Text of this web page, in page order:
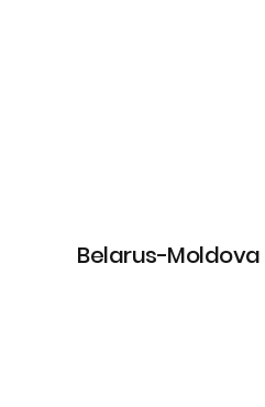
Belarus-Moldova